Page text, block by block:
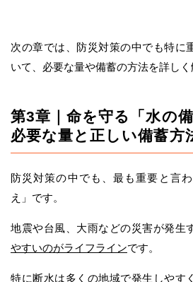
次の章では、防災対策の中でも特に
いて、必要な量や備蓄の方法を詳しく
第3章｜命を守る「水の
必要な量と正しい備蓄方
防災対策の中でも、最も重要と言
え」です。
地震や台風、大雨などの災害が発生
やすいのがライフラインです。
特に断水は多くの地域で発生しやす